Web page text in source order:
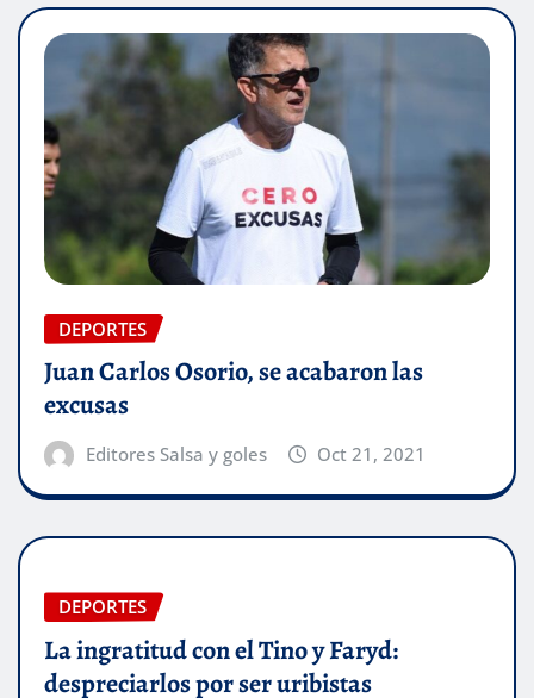
DEPORTES
Juan Carlos Osorio, se acabaron las
excusas
Editores Salsa y goles Oct 21, 2021
DEPORTES
La ingratitud con el Tino y Faryd:
despreciarlos por ser uribistas